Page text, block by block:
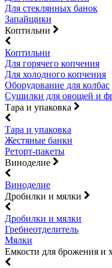
Для стеклянных банок
Запайщики
Коптильни
Коптильни
Для горячего копчения
Для холодного копчения
Оборудование для колбас
Сушилки для овощей и
Тара и упаковка
Тара и упаковка
Жестяные банки
Реторт-пакеты
Виноделие
Виноделие
Дробилки и мялки
Дробилки и мялки
Гребнеотделитель
Мялки
Емкости для брожения и